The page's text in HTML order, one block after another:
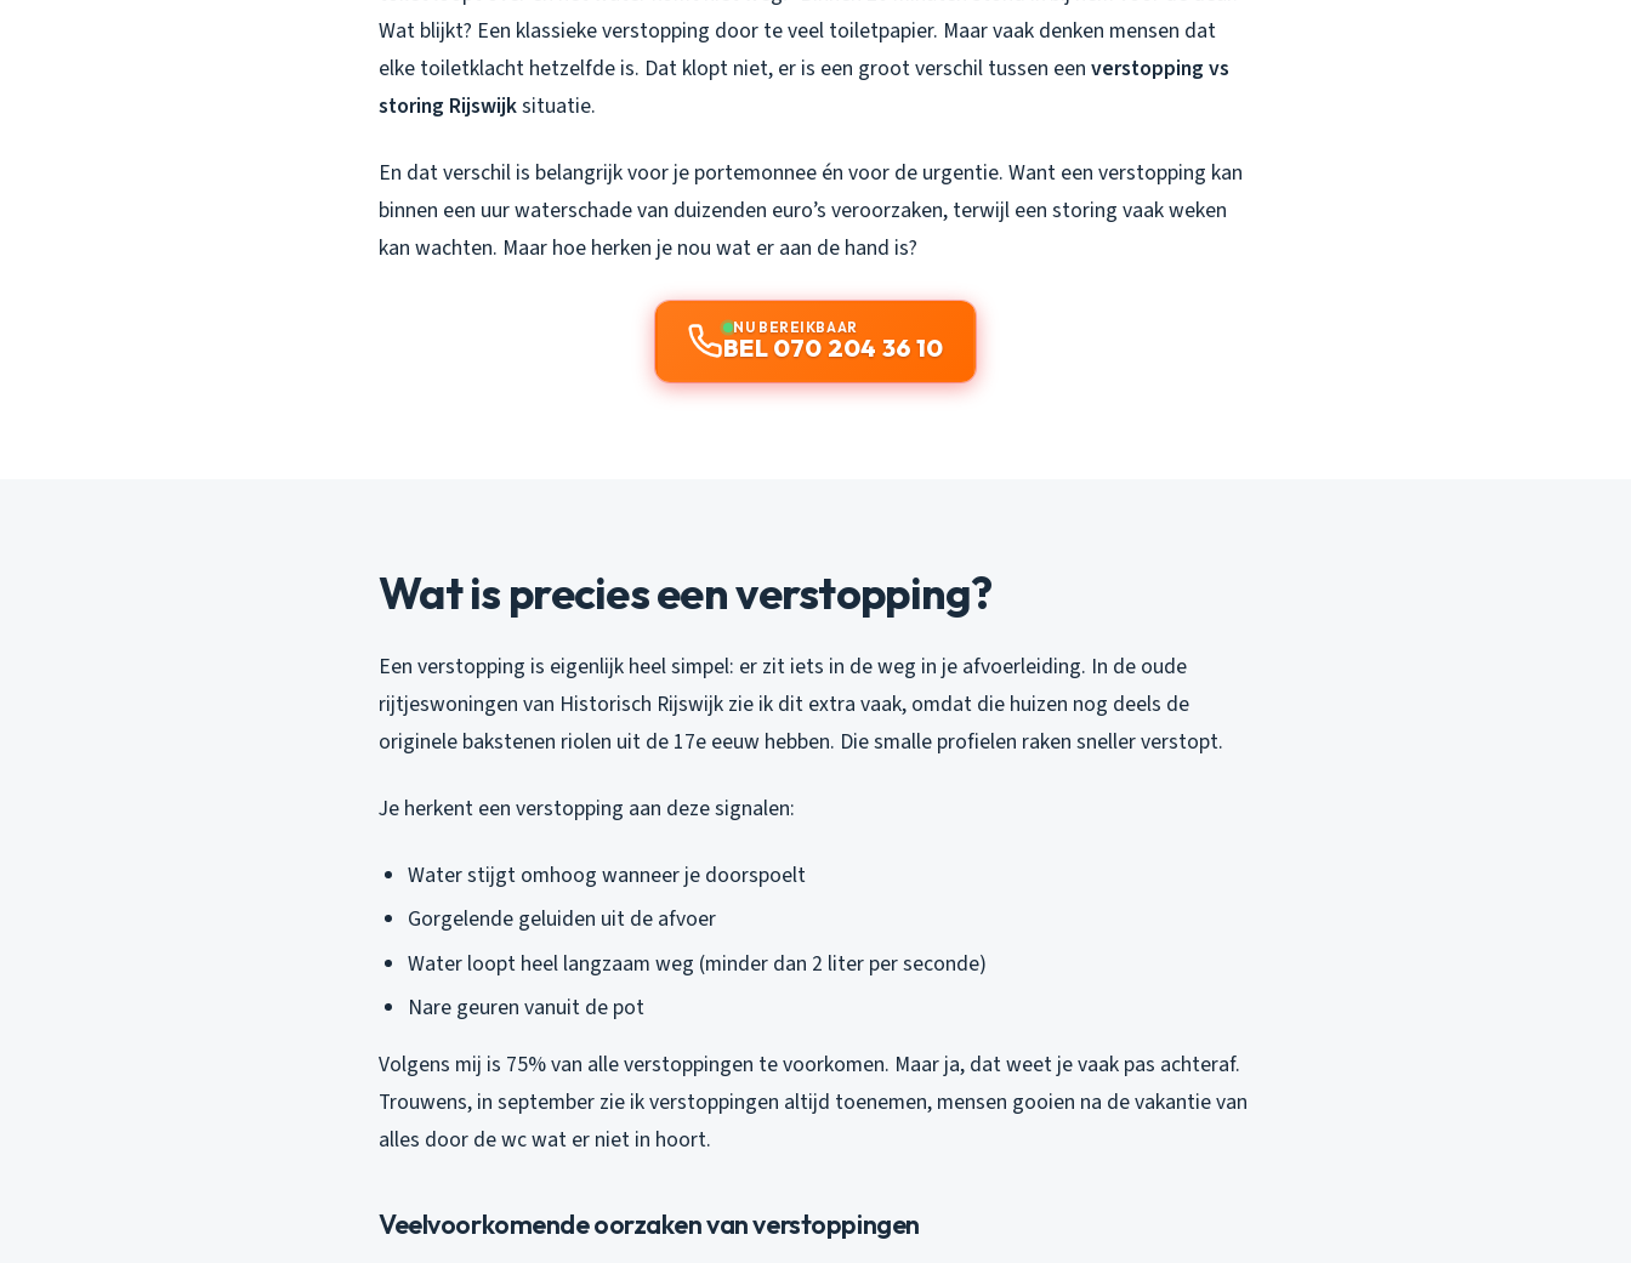
Wat blijkt? Een klassieke verstopping door te veel toiletpapier. Maar vaak denken mensen dat
elke toiletklacht hetzelfde is. Dat klopt niet, er is een groot verschil tussen een verstopping vs
storing Rijswijksituatie.
En dat verschil is belangrijk voor je portemonnee én voor de urgentie. Want een verstopping kan
binnen een uur waterschade van duizenden euro’s veroorzaken, terwijl een storing vaak weken
kan wachten. Maar hoe herken je nou wat er aan de hand is?
NU BEREIKBAAR
BEL 070 204 36 10
Wat is precies een verstopping?
Een verstopping is eigenlijk heel simpel: er zit iets in de weg in je afvoerleiding. In de oude
rijtjeswoningen van Historisch Rijswijk zie ik dit extra vaak, omdat die huizen nog deels de
originele bakstenen riolen uit de 17e eeuw hebben. Die smalle profielen raken sneller verstopt.
Je herkent een verstopping aan deze signalen:
Water stijgt omhoog wanneer je doorspoelt
Gorgelende geluiden uit de afvoer
Water loopt heel langzaam weg (minder dan 2 liter per seconde)
Nare geuren vanuit de pot
Volgens mij is 75% van alle verstoppingen te voorkomen. Maar ja, dat weet je vaak pas achteraf.
Trouwens, in september zie ik verstoppingen altijd toenemen, mensen gooien na de vakantie van
alles door de wc wat er niet in hoort.
Veelvoorkomende oorzaken van verstoppingen